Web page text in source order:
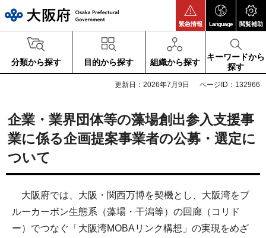
緊急情報 Language 閲覧補助
分類から探す 目的から探す 組織から探す
キーワードから
探す
更新日：2026年7月9日 ページID：132966
企業・業界団体等の藻場創出参入支援事
業に係る企画提案事業者の公募・選定に
ついて
大阪府では、大阪・関西万博を契機とし、大阪湾をブ
ルーカーボン生態系（藻場・干潟等）の回廊（コリド
ー）でつなぐ「大阪湾MOBAリンク構想」の実現をめざ